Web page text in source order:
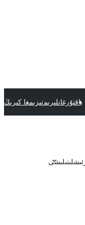
ياقتۇرغانلىرىمتىزىمغا كىرىڭ
ئىشلىتىلىشى